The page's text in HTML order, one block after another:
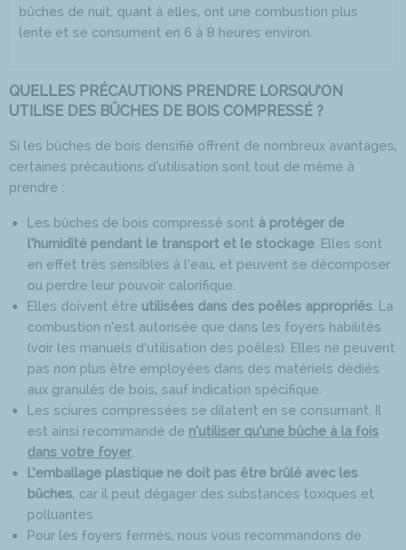
bûches de nuit, quant à elles, ont une combustion plus
lente et se consument en 6 à 8 heures environ.
QUELLES PRÉCAUTIONS PRENDRE LORSQU’ON
UTILISE DES BÛCHES DE BOIS COMPRESSÉ ?
Si les bûches de bois densifié offrent de nombreux avantages,
certaines précautions d’utilisation sont tout de même à
prendre :
Les bûches de bois compressé sont à protéger de
l’humidité pendant le transport et le stockage . Elles sont
en effet très sensibles à l’eau, et peuvent se décomposer
ou perdre leur pouvoir calorifique.
Elles doivent être utilisées dans des poêles appropriés . La
combustion n’est autorisée que dans les foyers habilités
(voir les manuels d’utilisation des poêles). Elles ne peuvent
pas non plus être employées dans des matériels dédiés
aux granulés de bois, sauf indication spécifique.
Les sciures compressées se dilatent en se consumant. Il
est ainsi recommandé de n’utiliser qu’une bûche à la fois
dans votre foyer
L’emballage plastique ne doit pas être brûlé avec les
bûches, car il peut dégager des substances toxiques et
polluantes.
Pour les foyers fermés, nous vous recommandons de